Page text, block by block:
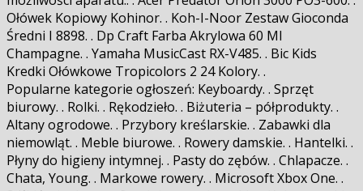
Ołówek Kopiowy Kohinor. . Koh-I-Noor Zestaw Gioconda
Średni I 8898. . Dp Craft Farba Akrylowa 60 Ml
Champagne. . Yamaha MusicCast RX-V485. . Bic Kids
Kredki Ołówkowe Tropicolors 2 24 Kolory. .
Popularne kategorie ogłoszeń: Keyboardy. . Sprzęt
biurowy. . Rolki. . Rękodzieło. . Biżuteria – półprodukty. .
Altany ogrodowe. . Przybory kreślarskie. . Zabawki dla
niemowląt. . Meble biurowe. . Rowery damskie. . Hantelki. .
Płyny do higieny intymnej. . Pasty do zębów. . Chlapacze. .
Chata, Young. . Markowe rowery. . Microsoft Xbox One. .